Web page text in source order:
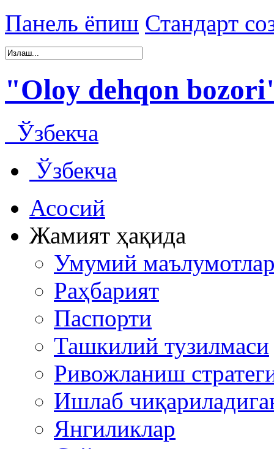
Панель ёпиш Стандарт
"Oloy dehqon
Ўзбекча
Ўзбекча
Асосий
Жамият ҳақида
Умумий
Раҳбарият
Паспорти
Ташкилий тузилмаси
Ривожланиш
Ишлаб
Янгиликлар